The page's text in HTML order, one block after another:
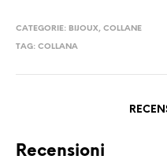
CATEGORIE: BIJOUX, COLLANE
TAG: COLLANA
Recensioni